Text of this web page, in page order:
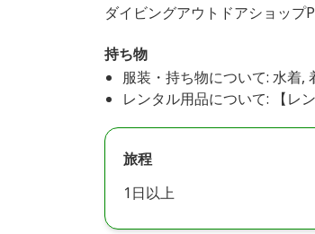
ダイビングアウトドアショップ
持ち物
服装・持ち物について: 水着,
レンタル用品について: 【レ
旅程
1日以上